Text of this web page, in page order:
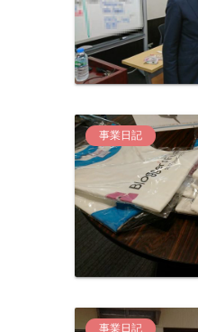
事業日記
事業日記